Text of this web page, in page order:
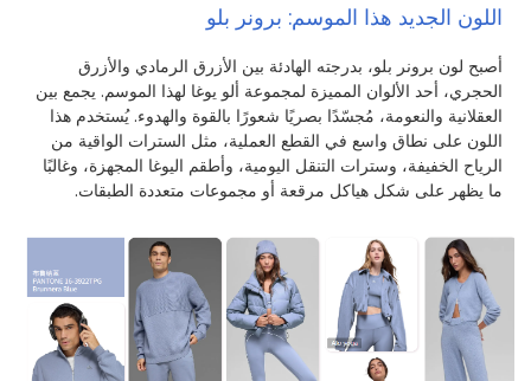
اللون الجديد هذا الموسم: برونر بلو
أصبح لون برونر بلو، بدرجته الهادئة بين الأزرق الرمادي والأزرق
الحجري، أحد الألوان المميزة لمجموعة ألو يوغا لهذا الموسم. يجمع بين
العقلانية والنعومة، مُجسّدًا بصريًا شعورًا بالقوة والهدوء. يُستخدم هذا
اللون على نطاق واسع في القطع العملية، مثل السترات الواقية من
الرياح الخفيفة، وسترات التنقل اليومية، وأطقم اليوغا المجهزة، وغالبًا
ما يظهر على شكل هياكل مرقعة أو مجموعات متعددة الطبقات.